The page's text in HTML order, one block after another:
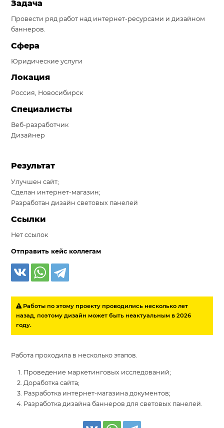
Система продаж для мебельного бизнеса
Система продаж для туристического бизнеса
Повышение конверсии сайтов
Акции
Проекты
Блог
Контакты
Задача
Провести ряд работ над интернет-ресурсами и дизайном
баннеров.
Сфера
Юридические услуги
Локация
Россия, Новосибирск
Специалисты
Веб-разработчик
Дизайнер
Результат
Улучшен сайт;
Сделан интернет-магазин;
Разработан дизайн световых панелей
Ссылки
Нет ссылок
Отправить кейс коллегам
Работы по этому проекту проводились несколько лет
назад, поэтому дизайн может быть неактуальным в 2026
году.
Работа проходила в несколько этапов.
Проведение маркетинговых исследований;
Доработка сайта;
Разработка интернет-магазина документов;
Разработка дизайна баннеров для световых панелей.